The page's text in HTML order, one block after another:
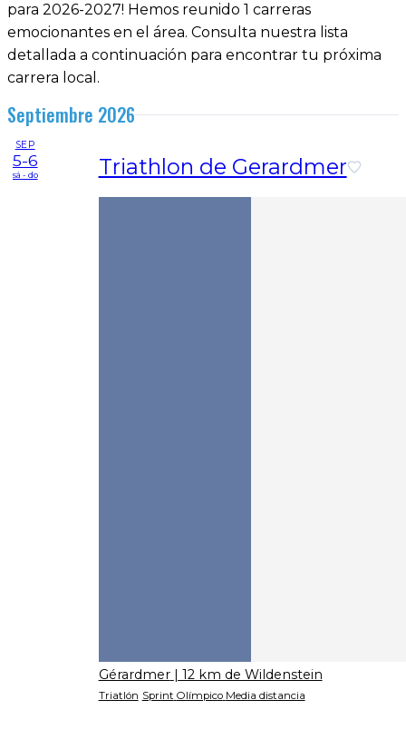
para 2026-2027! Hemos reunido 1 carreras
emocionantes en el área. Consulta nuestra lista
detallada a continuación para encontrar tu próxima
carrera local.
Septiembre 2026
SEP
5-6
sá - do Triathlon de Gerardmer
Gérardmer | 12 km de Wildenstein
Triatlón Sprint Olímpico Media distancia